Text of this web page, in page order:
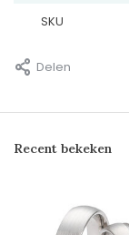
SKU
Delen
Recent bekeken